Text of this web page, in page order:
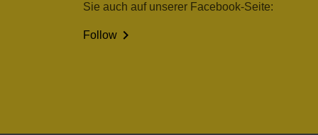
Sie auch auf unserer Facebook-Seite:
Follow 